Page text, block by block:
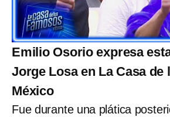
Emilio Osorio expresa
Jorge Losa en La Casa de
México
Fue durante una plática